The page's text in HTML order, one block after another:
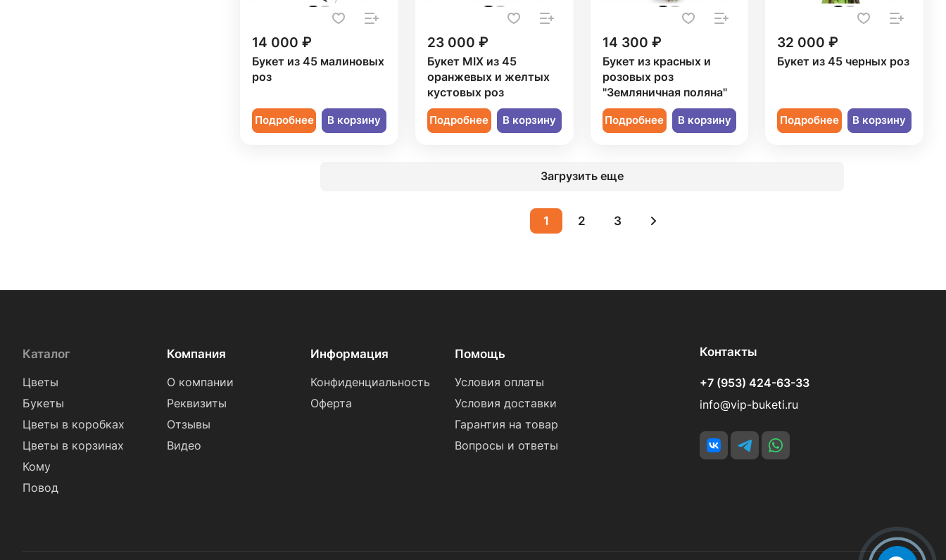
14 000 ₽
Букет из 45 малиновых
роз
Подробнее В корзину
23 000 ₽
Букет MIX из 45
оранжевых и желтых
кустовых роз
Подробнее В корзину
14 300 ₽
Букет из красных и
розовых роз
"Земляничная поляна"
Подробнее В корзину
32 000 ₽
Букет из 45 черных роз
Подробнее В корзину
Загрузить еще
1 2 3
Каталог
Цветы
Букеты
Цветы в коробках
Цветы в корзинах
Кому
Повод
Компания
О компании
Реквизиты
Отзывы
Видео
Информация
Конфиденциальность
Оферта
Помощь
Условия оплаты
Условия доставки
Гарантия на товар
Вопросы и ответы
Контакты
+7 (953) 424-63-33
info@vip-buketi.ru